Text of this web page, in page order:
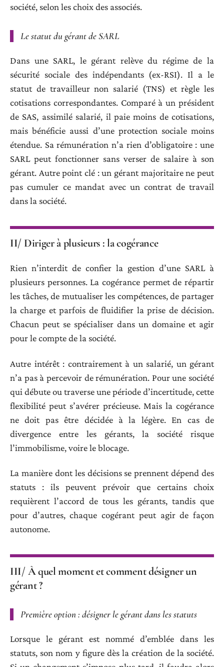
société, selon les choix des associés.
Le statut du gérant de SARL
Dans une SARL, le gérant relève du régime de la
sécurité sociale des indépendants (ex-RSI). Il a le
statut de travailleur non salarié (TNS) et règle les
cotisations correspondantes. Comparé à un président
de SAS, assimilé salarié, il paie moins de cotisations,
mais bénéficie aussi d’une protection sociale moins
étendue. Sa rémunération n’a rien d’obligatoire : une
SARL peut fonctionner sans verser de salaire à son
gérant. Autre point clé : un gérant majoritaire ne peut
pas cumuler ce mandat avec un contrat de travail
dans la société.
II/ Diriger à plusieurs : la cogérance
Rien n’interdit de confier la gestion d’une SARL à
plusieurs personnes. La cogérance permet de répartir
les tâches, de mutualiser les compétences, de partager
la charge et parfois de fluidifier la prise de décision.
Chacun peut se spécialiser dans un domaine et agir
pour le compte de la société.
Autre intérêt : contrairement à un salarié, un gérant
n’a pas à percevoir de rémunération. Pour une société
qui débute ou traverse une période d’incertitude, cette
flexibilité peut s’avérer précieuse. Mais la cogérance
ne doit pas être décidée à la légère. En cas de
divergence entre les gérants, la société risque
l’immobilisme, voire le blocage.
La manière dont les décisions se prennent dépend des
statuts : ils peuvent prévoir que certains choix
requièrent l’accord de tous les gérants, tandis que
pour d’autres, chaque cogérant peut agir de façon
autonome.
III/ À quel moment et comment désigner un
gérant ?
Première option: désigner le gérant dans les statuts
Lorsque le gérant est nommé d’emblée dans les
statuts, son nom y figure dès la création de la société.